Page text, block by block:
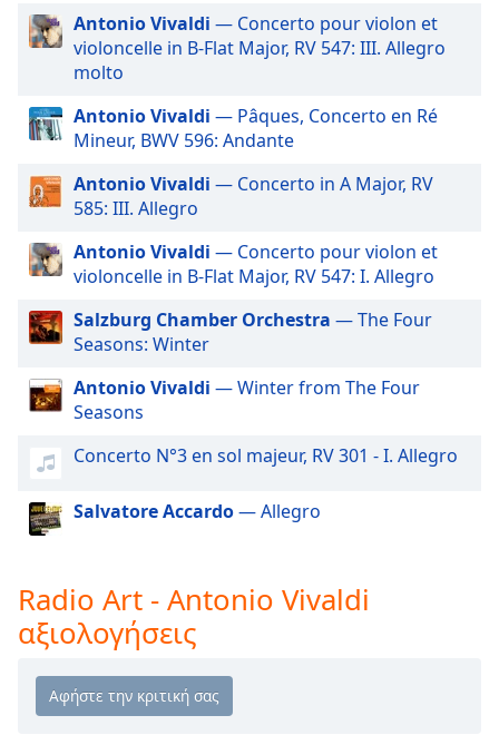
Text
Opacity
Text
Background
Color
Area
Background
Opacity
Size
Edge
Style
Radio Art - Yoga
Radio Art - Aura Cleansing
Radio Art - Mantras
Radio Art - Meditation
Radio Art - Healing & Recovery
Radio Art - Nature
Radio Art - Vocal New Age
Radio Art - Ambient
Radio Art - Chillout
Radio Art - Chillout & Tropical
Radio Art - Love & Relationships
Radio Art - Love Songs
Radio Art - Classical for Sleep
Radio Art - Classical Essentials
Antonio Vivaldi — Concerto pour violon et
violoncelle in B-Flat Major, RV 547: III. Allegro
molto
Antonio Vivaldi — Pâques, Concerto en Ré
Mineur, BWV 596: Andante
Antonio Vivaldi — Concerto in A Major, RV
585: III. Allegro
Antonio Vivaldi — Concerto pour violon et
violoncelle in B-Flat Major, RV 547: I. Allegro
Salzburg Chamber Orchestra — The Four
Seasons: Winter
Antonio Vivaldi — Winter from The Four
Seasons
Concerto N°3 en sol majeur, RV 301 - I. Allegro
Salvatore Accardo— Allegro
Radio Art - Antonio Vivaldi
αξιολογήσεις